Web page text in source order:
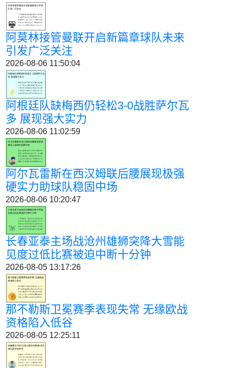
阿莫林接管曼联开启新篇章球队未来
引发广泛关注
2026-08-06 11:50:04
阿根廷队缺梅西仍轻松3-0战胜萨尔瓦
多 展现强大实力
2026-08-06 11:02:59
阿尔瓦雷斯在西汉姆联后腰展现极强
硬实力助球队稳固中场
2026-08-06 10:20:47
长春亚泰主场战沧州雄狮突降大雪能
见度过低比赛被迫中断十分钟
2026-08-05 13:17:26
那不勒斯卫冕赛季表现失常 无缘欧战
资格陷入低谷
2026-08-05 12:25:11